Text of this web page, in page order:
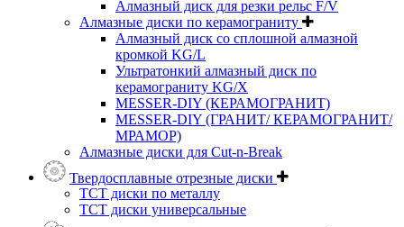
Алмазный диск для резки рельс F/V
Алмазные диски по керамограниту
Алмазный диск со сплошной алмазной
кромкой KG/L
Ультратонкий алмазный диск по
керамограниту KG/X
MESSER-DIY (КЕРАМОГРАНИТ)
MESSER-DIY (ГРАНИТ/ КЕРАМОГРАНИТ/
МРАМОР)
Алмазные диски для Cut-n-Break
Твердосплавные отрезные диски
ТСТ диски по металлу
ТСТ диски универсальные